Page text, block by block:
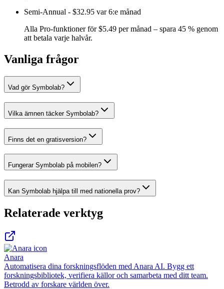
Semi-Annual - $32.95 var 6:e månad
Alla Pro-funktioner för $5.49 per månad – spara 45 % genom
att betala varje halvår.
Vanliga frågor
Vad gör Symbolab?
Vilka ämnen täcker Symbolab?
Finns det en gratisversion?
Fungerar Symbolab på mobilen?
Kan Symbolab hjälpa till med nationella prov?
Relaterade verktyg
Anara
Automatisera dina forskningsflöden med Anara AI. Bygg ett
forskningsbibliotek, verifiera källor och samarbeta med ditt team.
Betrodd av forskare världen över.